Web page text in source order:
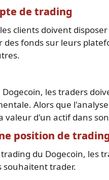
de trading
clients doivent
fonds sur leurs
les traders
Alors que
d'un actif dans
position de
du Dogecoin,
trader.